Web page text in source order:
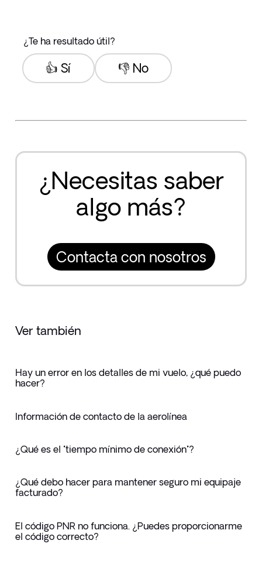
¿Te ha resultado útil?
👎 No
👍 Sí
¿Necesitas saber
algo más?
Contacta con nosotros
Ver también
Hay un error en los detalles de mi vuelo, ¿qué puedo
hacer?
Información de contacto de la aerolínea
¿Qué es el "tiempo mínimo de conexión"?
¿Qué debo hacer para mantener seguro mi equipaje
facturado?
El código PNR no funciona. ¿Puedes proporcionarme
el código correcto?